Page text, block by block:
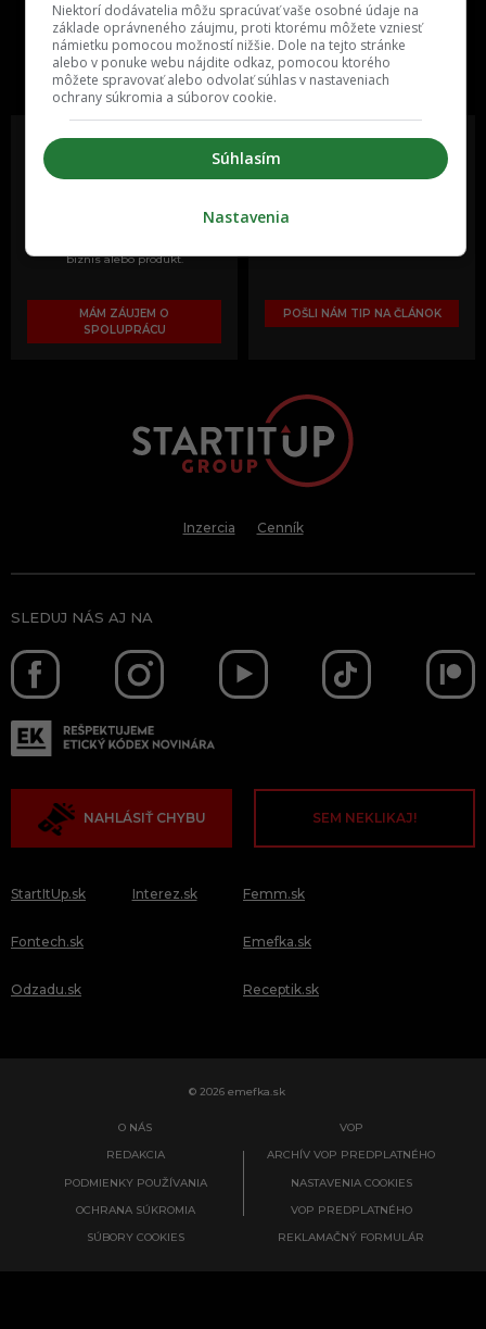
One time najzábavnejšie miesto na
slovenskom internete, next time
najzabávnejšie miesto na svete
biznis alebo produkt.
MÁM ZÁUJEM O
SPOLUPRÁCU
poznáš niekoho, o kom by sme
POŠLI NÁM TIP NA ČLÁNOK
Inzercia Cenník
SLEDUJ NÁS AJ NA
NAHLÁSIŤ CHYBU SEM NEKLIKAJ!
StartItUp.sk
Fontech.sk
Odzadu.sk
Interez.sk Femm.sk
Emefka.sk
Receptik.sk
© 2026 emefka.sk
O NÁS
REDAKCIA
PODMIENKY POUŽÍVANIA
OCHRANA SÚKROMIA
SÚBORY COOKIES
VOP
ARCHÍV VOP PREDPLATNÉHO
NASTAVENIA COOKIES
VOP PREDPLATNÉHO
REKLAMAČNÝ FORMULÁR
Niektorí dodávatelia môžu spracúvať vaše osobné údaje na
základe oprávneného záujmu, proti ktorému môžete vzniesť
námietku pomocou možností nižšie. Dole na tejto stránke
alebo v ponuke webu nájdite odkaz, pomocou ktorého
môžete spravovať alebo odvolať súhlas v nastaveniach
ochrany súkromia a súborov cookie.
Súhlasím
Nastavenia